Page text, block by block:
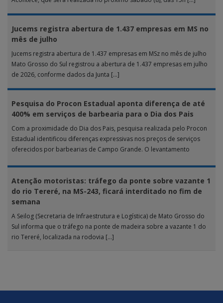
Jucems registra abertura de 1.437 empresas em MS no
mês de julho
Jucems registra abertura de 1.437 empresas em MSz no mês de julho
Mato Grosso do Sul registrou a abertura de 1.437 empresas em julho
de 2026, conforme dados da Junta […]
Pesquisa do Procon Estadual aponta diferença de até
400% em serviços de barbearia para o Dia dos Pais
Com a proximidade do Dia dos Pais, pesquisa realizada pelo Procon
Estadual identificou diferenças expressivas nos preços de serviços
oferecidos por barbearias de Campo Grande. O levantamento
Atenção motoristas: tráfego da ponte sobre vazante 1
do rio Tereré, na MS-243, ficará interditado no fim de
semana
A Seilog (Secretaria de Infraestrutura e Logística) de Mato Grosso do
Sul informa que o tráfego na ponte de madeira sobre a vazante 1 do
rio Tereré, localizada na rodovia […]